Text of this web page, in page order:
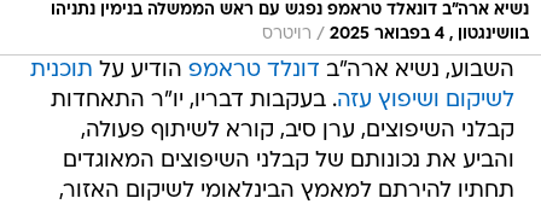
נשיא ארה"ב דונאלד טראמפ נפגש עם ראש הממשלה בנימין נתניהו
בוושינגטון , 4 בפבואר 2025
/ רויטרס
השבוע, נשיא ארה"ב דונלד טראמפ הודיע על תוכנית
לשיקום ושיפוץ עזה. בעקבות דבריו, יו"ר התאחדות
קבלני השיפוצים, ערן סיב, קורא לשיתוף פעולה,
והביע את נכונותם של קבלני השיפוצים המאוגדים
תחתיו להירתם למאמץ הבינלאומי לשיקום האזור,